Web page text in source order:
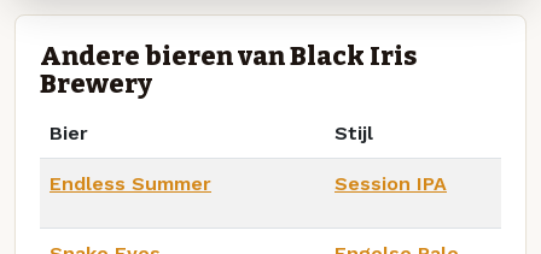
Andere bieren van Black Iris
Brewery
Bier Stijl
Endless Summer Session IPA